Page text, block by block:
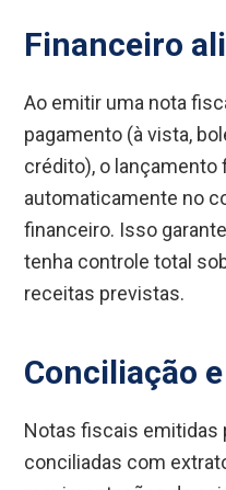
Financeiro
Ao emitir uma nota
pagamento (à vista,
crédito), o lançamento
automaticamente no
financeiro. Isso
tenha controle total
receitas previstas.
Conciliação
Notas fiscais
conciliadas com